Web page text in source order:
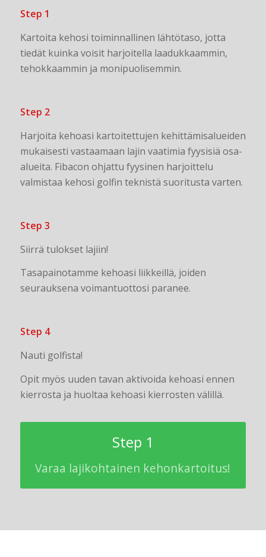
Step 1
Kartoita kehosi toiminnallinen lähtötaso, jotta
tiedät kuinka voisit harjoitella laadukkaammin,
tehokkaammin ja monipuolisemmin.
Step 2
Harjoita kehoasi kartoitettujen kehittämisalueiden
mukaisesti vastaamaan lajin vaatimia fyysisiä osa-
alueita. Fibacon ohjattu fyysinen harjoittelu
valmistaa kehosi golfin teknistä suoritusta varten.
Step 3
Siirrä tulokset lajiin!
Tasapainotamme kehoasi liikkeillä, joiden
seurauksena voimantuottosi paranee.
Step 4
Nauti golfista!
Opit myös uuden tavan aktivoida kehoasi ennen
kierrosta ja huoltaa kehoasi kierrosten välillä.
Step 1
Varaa lajikohtainen kehonkartoitus!